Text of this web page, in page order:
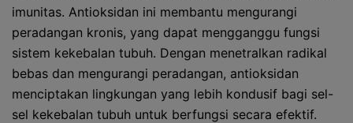
imunitas. Antioksidan ini membantu mengurangi
peradangan kronis, yang dapat mengganggu fungsi
sistem kekebalan tubuh. Dengan menetralkan radikal
bebas dan mengurangi peradangan, antioksidan
menciptakan lingkungan yang lebih kondusif bagi sel-
sel kekebalan tubuh untuk berfungsi secara efektif.